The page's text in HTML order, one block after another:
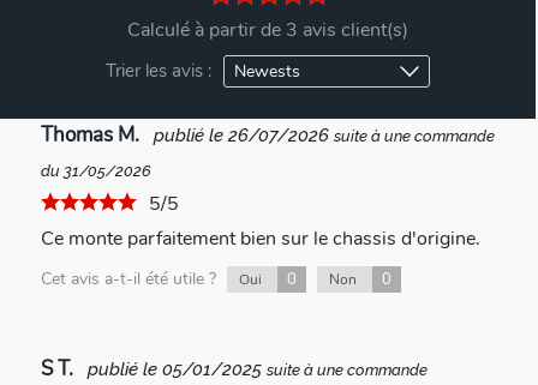
Calculé à partir de 3 avis client(s)
Trier les avis :
Thomas M. publié le 26/07/2026 suite à une commande
du 31/05/2026
5/5
Ce monte parfaitement bien sur le chassis d'origine.
Cet avis a-t-il été utile ? Oui 0 Non 0
S T. publié le 05/01/2025 suite à une commande